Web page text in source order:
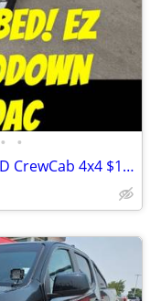
• •
EZ CREDIT! 2018 GMC SIERRA 2500HD CrewCab 4x4 $1000Down $485mo OAC